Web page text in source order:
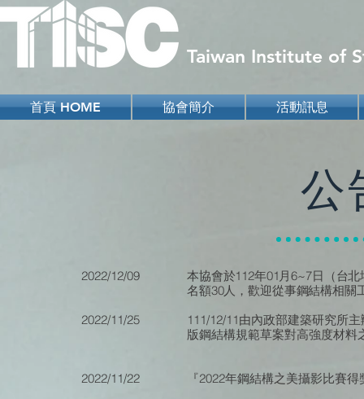
Taiwan Institute of
首頁 HOME 協會簡介 活動訊息
公
2022/12/09
2022/11/25
2022/11/22
本協會於112年01月6~7日（台
名額30人，歡迎從事鋼結構相關
111/12/11由內政部建築研究所
版鋼結構規範草案對高強度材
『2022年鋼結構之美攝影比賽